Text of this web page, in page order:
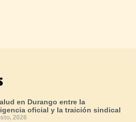
en Durango entre la
oficial y la traición sindical
2026